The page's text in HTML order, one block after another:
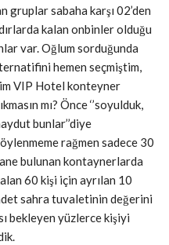
gruplar sabaha karşı 02’den
kalan onbinler olduğu
var. Oğlum sorduğunda
hemen seçmiştim,
VIP Hotel konteyner
mı? Önce ‘’soyulduk,
bunlar’’diye
rağmen sadece 30
bulunan kontaynerlarda
60 kişi için ayrılan 10
sahra tuvaletinin değerini
bekleyen yüzlerce kişiyi